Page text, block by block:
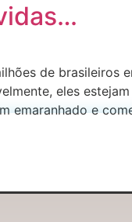
de brasileiros
eles
emaranhado e